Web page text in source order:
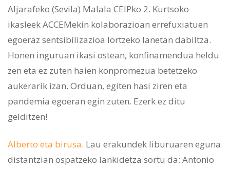
Aljarafeko (Sevila) Malala CEIPko 2. Kurtsoko
ikasleek ACCEMekin kolaborazioan errefuxiatuen
egoeraz sentsibilizazioa lortzeko lanetan dabiltza.
Honen inguruan ikasi ostean, konfinamendua heldu
zen eta ez zuten haien konpromezua betetzeko
aukerarik izan. Orduan, egiten hasi ziren eta
pandemia egoeran egin zuten. Ezerk ez ditu
gelditzen!
Alberto eta birusa. Lau erakundek liburuaren eguna
distantzian ospatzeko lankidetza sortu da: Antonio